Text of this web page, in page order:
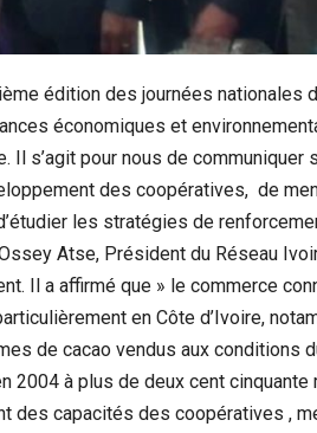
édition des journées nationales
économiques et
Il s’agit pour nous de communiquer
des coopératives, de
les stratégies de
Atse, Président du Réseau
Il a affirmé que » le commerce
en Côte d’Ivoire,
de cacao vendus aux conditions
2004 à plus de deux cent
des capacités des coopératives ,